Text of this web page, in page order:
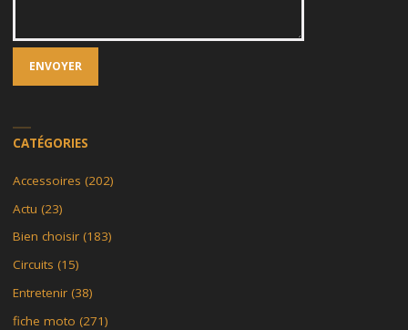
CATÉGORIES
Accessoires (202)
Actu (23)
Bien choisir(183)
Circuits (15)
Entretenir(38)
fiche moto (271)